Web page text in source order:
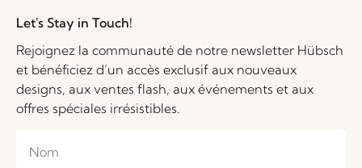
Let's Stay in Touch!
Rejoignez la communauté de notre newsletter Hübsch
et bénéficiez d’un accès exclusif aux nouveaux
designs, aux ventes flash, aux événements et aux
offres spéciales irrésistibles.